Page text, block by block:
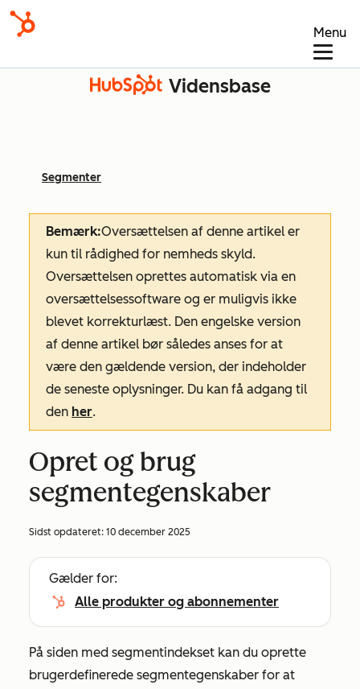
Menu
Vidensbase
Segmenter
Bemærk:Oversættelsen af denne artikel er
kun til rådighed for nemheds skyld.
Oversættelsen oprettes automatisk via en
oversættelsessoftware og er muligvis ikke
blevet korrekturlæst. Den engelske version
af denne artikel bør således anses for at
være den gældende version, der indeholder
de seneste oplysninger. Du kan få adgang til
den her.
Opret og brug
segmentegenskaber
Sidst opdateret: 10 december 2025
Gælder for:
Alle produkter og abonnementer
På siden med segmentindekset kan du oprette
brugerdefinerede segmentegenskaber for at